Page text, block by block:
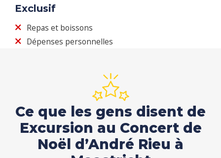
Exclusif
Repas et boissons
Dépenses personnelles
Ce que les gens disent de
Excursion au Concert de
Noël d’André Rieu à